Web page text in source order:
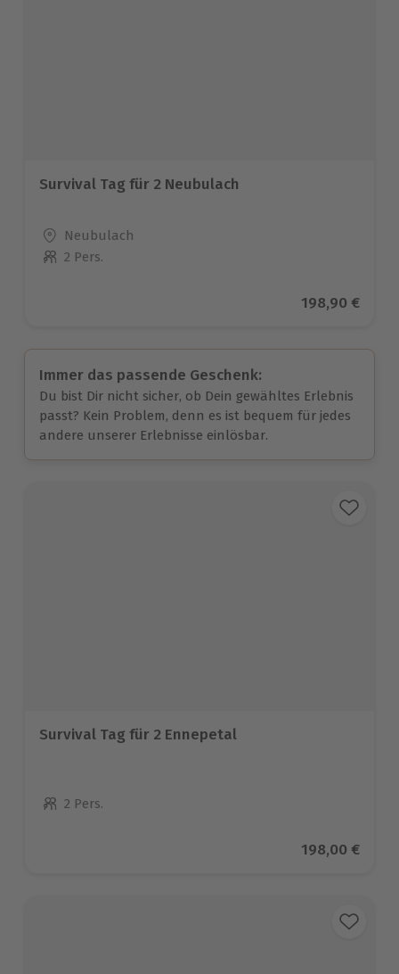
Survival Tag für 2 Neubulach
Standort
Neubulach
Anzahl der Teilnehmer
2 Pers.
Aktueller
198,90 €
Immer das passende Geschenk:
Du bist Dir nicht sicher, ob Dein gewähltes Erlebnis
passt? Kein Problem, denn es ist bequem für jedes
andere unserer Erlebnisse einlösbar.
Survival Tag für 2 Ennepetal
Anzahl der Teilnehmer
2 Pers.
Aktueller
198,00 €